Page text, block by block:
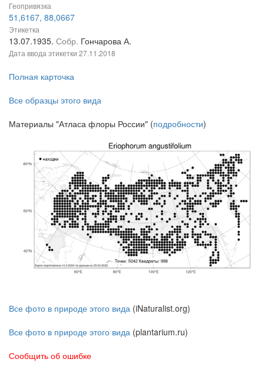
Геопривязка
51,6167, 88,0667
Этикетка
13.07.1935. Собр. Гончарова А.
Дата ввода этикетки 27.11.2018
Полная карточка
Все образцы этого вида
Материалы "Атласа флоры России" (подробности)
Все фото в природе этого вида (iNaturalist.org)
Все фото в природе этого вида (plantarium.ru)
Сообщить об ошибке